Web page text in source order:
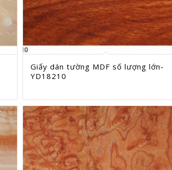
Giấy dán tường MDF số lượng lớn-
YD18210